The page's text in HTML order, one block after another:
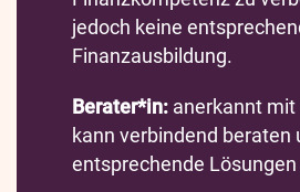
jedoch keine
Finanzausbildung.
Berater*in: anerkannt mit
kann verbindend beraten
entsprechende